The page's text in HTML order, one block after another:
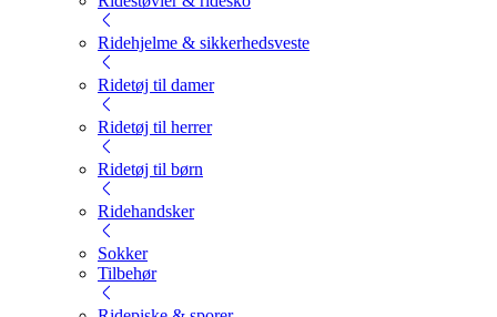
Ridehjelme & sikkerhedsveste
Ridetøj til damer
Ridetøj til herrer
Ridetøj til børn
Ridehandsker
Sokker
Tilbehør